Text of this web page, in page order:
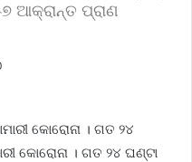
ଆକ୍ରାନ୍ତ ପ୍ରାଣ
କୋରୋନା । ଗତ ୨୪
କୋରୋନା । ଗତ ୨୪ ଘଣ୍ଟା